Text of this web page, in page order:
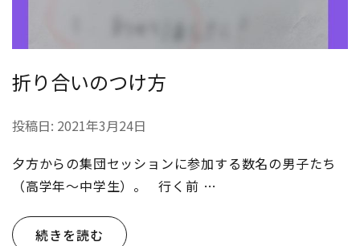
折り合いのつけ方
投稿日: 2021年3月24日
夕方からの集団セッションに参加する数名の男子たち
（高学年〜中学生）。 行く前 …
続きを読む